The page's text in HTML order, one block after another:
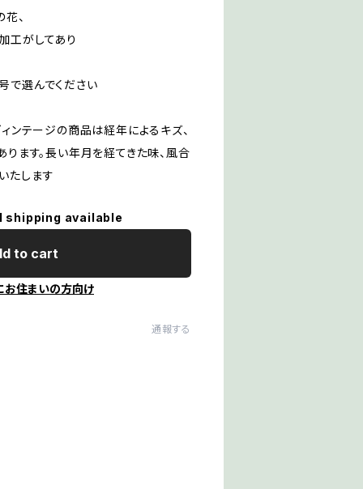
、
工がしてあり
で選んでください
ンテージの商品は経年によるキズ、
ります。長い年月を経てきた味、風合
たします
shipping available
to cart
お住まいの方向け
通報する